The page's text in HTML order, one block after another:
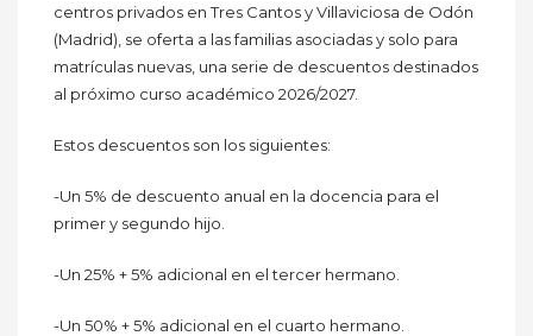
centros privados en Tres Cantos y Villaviciosa de Odón
(Madrid), se oferta a las familias asociadas y solo para
matrículas nuevas, una serie de descuentos destinados
al próximo curso académico 2026/2027.
Estos descuentos son los siguientes:
-Un 5% de descuento anual en la docencia para el
primer y segundo hijo.
-Un 25% + 5% adicional en el tercer hermano.
-Un 50% + 5% adicional en el cuarto hermano.